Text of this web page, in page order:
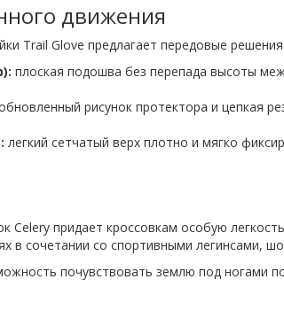
движения
Trail Glove предлагает передовые
плоская подошва без перепада высоты
рисунок протектора и цепкая
легкий сетчатый верх плотно и мягко
Celery придает кроссовкам особую
в сочетании со спортивными легинсами,
почувствовать землю под ногами